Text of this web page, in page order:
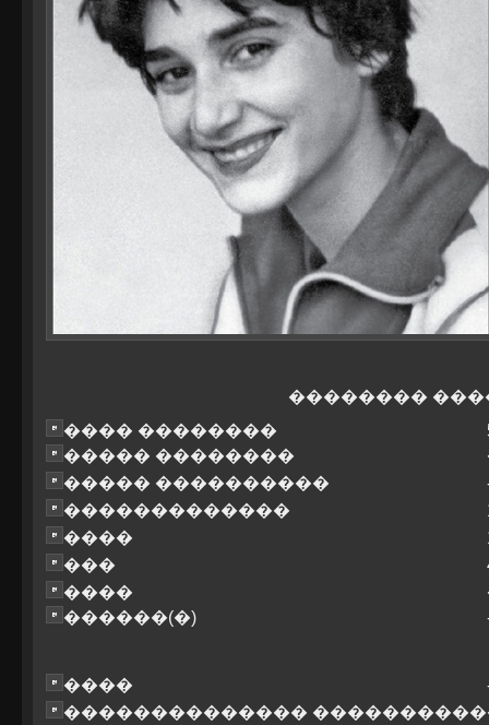
��������
���� ��������
����� ��������
����� ����������
�������������
����
���
����
������(�)
����
�������������� ����������